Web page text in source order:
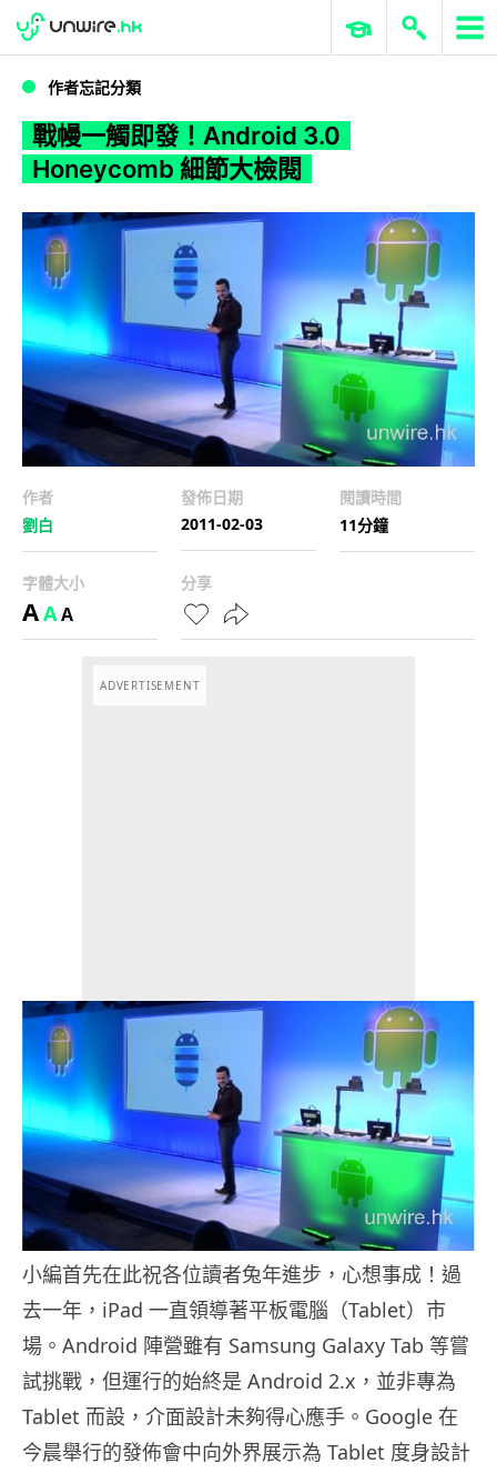
WWDC 2026 ERP 與商業 AI
作者忘記分類
戰幔一觸即發！Android 3.0
Honeycomb 細節大檢閱
作者
劉白
發佈日期
2011-02-03
閱讀時間
11分鐘
字體大小
AAA
分享
ADVERTISEMENT
小編首先在此祝各位讀者兔年進步，心想事成！過
去一年，iPad 一直領導著平板電腦（Tablet）市
場。Android 陣營雖有 Samsung Galaxy Tab 等嘗
試挑戰，但運行的始終是 Android 2.x，並非專為
Tablet 而設，介面設計未夠得心應手。Google 在
今晨舉行的發佈會中向外界展示為 Tablet 度身設計